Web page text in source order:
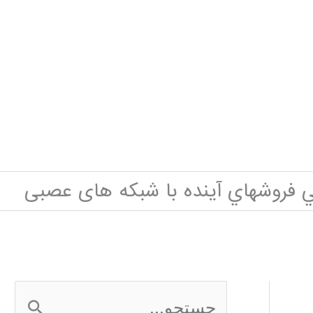
فروشهاي آينده با شبکه های عصبی